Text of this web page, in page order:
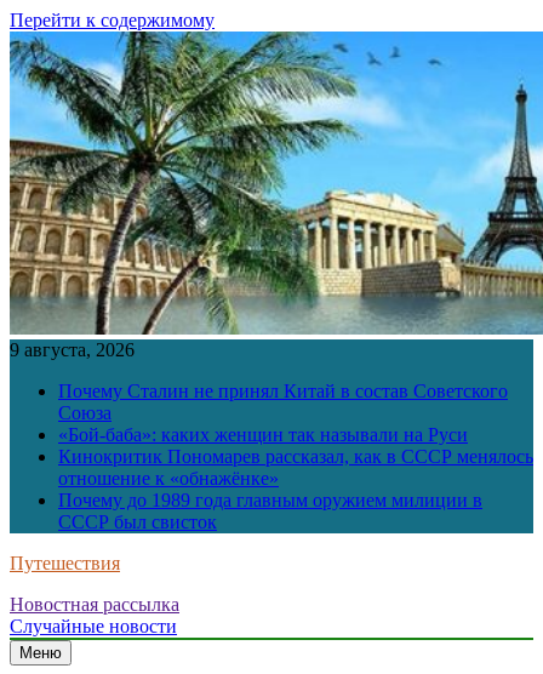
Перейти к содержимому
9 августа, 2026
Почему Сталин не принял Китай в состав Советского
Союза
«Бой-баба»: каких женщин так называли на Руси
Кинокритик Пономарев рассказал, как в СССР менялось
отношение к «обнажёнке»
Почему до 1989 года главным оружием милиции в
СССР был свисток
Путешествия
Новостная рассылка
Случайные новости
Меню